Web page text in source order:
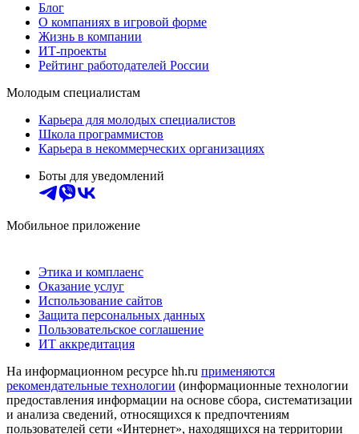
Блог
О компаниях в игровой форме
Жизнь в компании
ИТ-проекты
Рейтинг работодателей России
Молодым специалистам
Карьера для молодых специалистов
Школа программистов
Карьера в некоммерческих организациях
Боты для уведомлений
Мобильное приложение
Этика и комплаенс
Оказание услуг
Использование сайтов
Защита персональных данных
Пользовательское соглашение
ИТ аккредитация
На информационном ресурсе hh.ru применяются
рекомендательные технологии (информационные технологии
предоставления информации на основе сбора, систематизации
и анализа сведений, относящихся к предпочтениям
пользователей сети «Интернет», находящихся на территории